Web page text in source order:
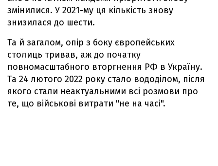
змінилися. У 2021-му ця кількість знову
знизилася до шести.
Та й загалом, опір з боку європейських
столиць тривав, аж до початку
повномасштабного вторгнення РФ в Україну.
Та 24 лютого 2022 року стало вододілом, після
якого стали неактуальними всі розмови про
те, що військові витрати "не на часі".